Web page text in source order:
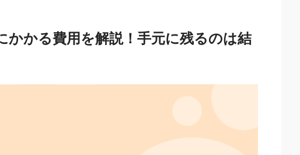
かかる費用を解説！手元に残るのは結